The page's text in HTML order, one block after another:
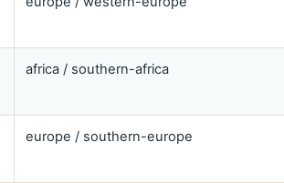
africa / southern-africa
europe / southern-europe